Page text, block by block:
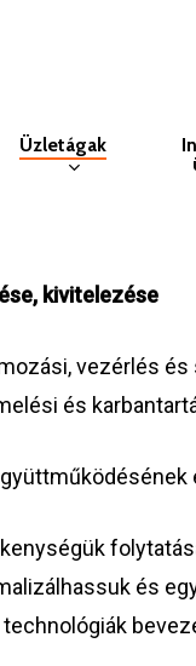
Üzletágak
kivitelezése
vezérlés
és
és